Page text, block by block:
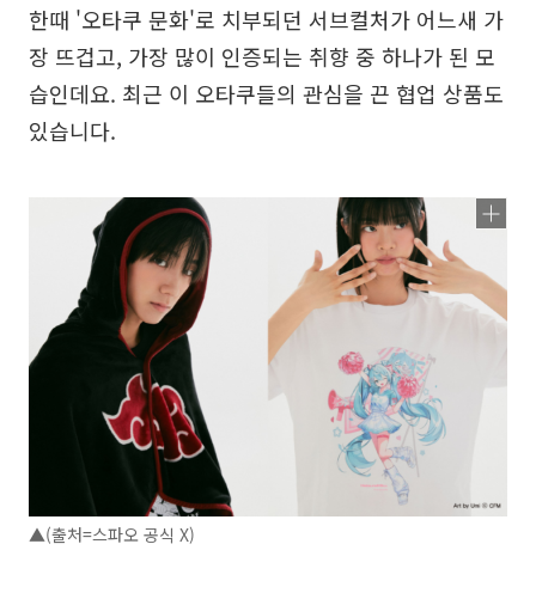
한때 '오타쿠 문화'로 치부되던 서브컬처가 어느새 가
장 뜨겁고, 가장 많이 인증되는 취향 중 하나가 된 모
습인데요. 최근 이 오타쿠들의 관심을 끈 협업 상품도
있습니다.
▲(출처=스파오 공식 X)